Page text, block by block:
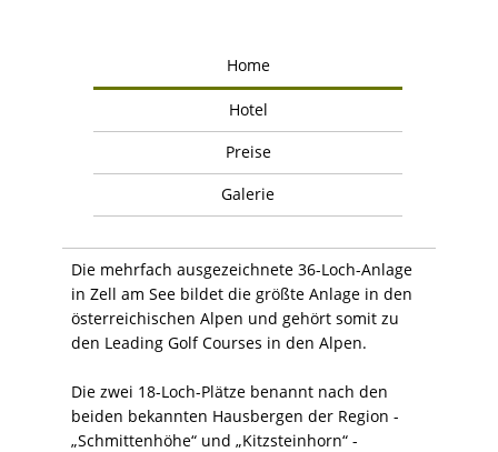
Home
Hotel
Preise
Galerie
Die mehrfach ausgezeichnete 36-Loch-Anlage
in Zell am See bildet die größte Anlage in den
österreichischen Alpen und gehört somit zu
den Leading Golf Courses in den Alpen.
Die zwei 18-Loch-Plätze benannt nach den
beiden bekannten Hausbergen der Region -
„Schmittenhöhe“ und „Kitzsteinhorn“ -